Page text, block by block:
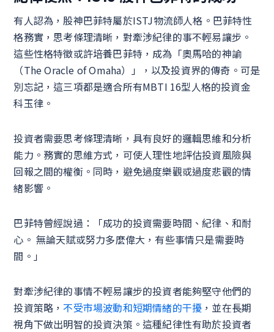
有人認為，股神巴菲特屬於ISTJ物流師人格。巴菲特性
格務實，思考條理清晰，對牽涉紀律的事不輕易讓步。
這些性格特徵或許培養巴菲特，成為「奧馬哈的神諭
（The Oracle of Omaha）」，以及投資界的傳奇。可是
別忘記，這三項都是適合所有MBTI 16型人格的投資金
科玉律。
投資者需要思考條理清晰，具有良好的邏輯思維和分析
能力。務實的思維方式，可使人理性地評估投資風險與
回報之間的權衡。同時，避免過度樂觀或過度悲觀的情
緒影響。
巴菲特曾經說過：「成功的投資需要時間、紀律、和耐
心。 無論天賦或努力多麼偉大，有些事情只是需要時
間。」
對牽涉紀律的事情不輕易讓步的投資者能夠堅守他們的
投資策略，不受市場波動和短期情緒的干擾 ，並在長期
視角下做出明智的投資決策。這種紀律性有助於投資者